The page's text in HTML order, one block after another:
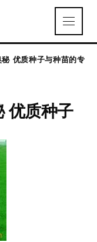
优质种子与种苗的专
优质种子